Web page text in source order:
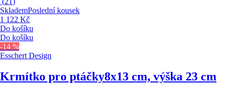
SklademPoslední kousek
1 122 Kč
Do košíku
Do košíku
-14 %
Esschert Design
Krmítko pro ptáčky8x13 cm, výška 23 cm